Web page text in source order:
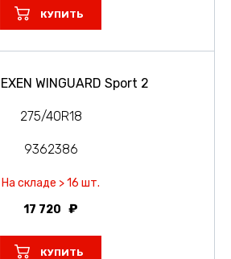
КУПИТЬ
WINGUARD Sport 2
275/40R18
9362386
На складе > 16 шт.
17 720
КУПИТЬ